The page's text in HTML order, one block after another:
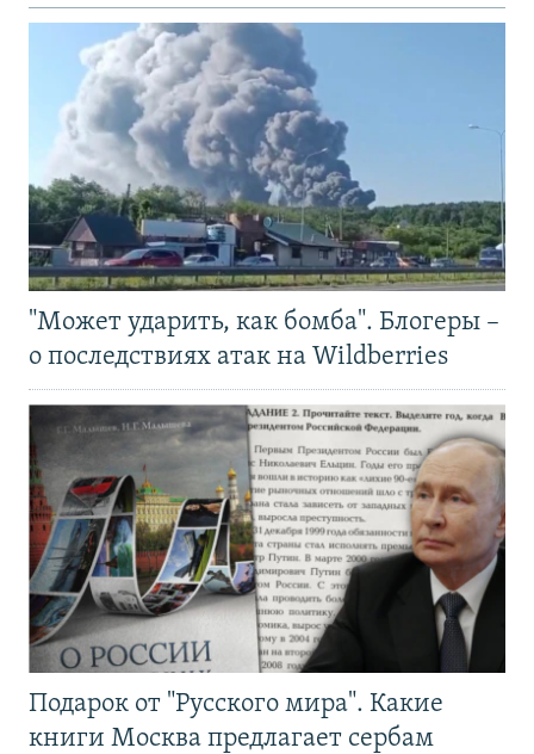
"Может ударить, как бомба". Блогеры –
о последствиях атак на Wildberries
Подарок от "Русского мира". Какие
книги Москва предлагает сербам